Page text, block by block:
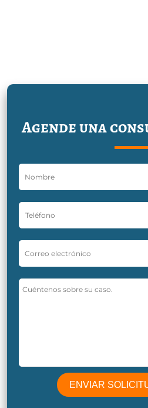
Agende una